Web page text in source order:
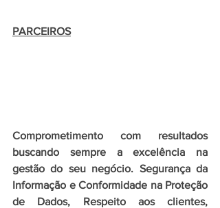
PARCEIROS
Comprometimento com resultados
buscando sempre a excelência na
gestão do seu negócio. Segurança da
Informação e Conformidade na Proteção
de Dados, Respeito aos clientes,